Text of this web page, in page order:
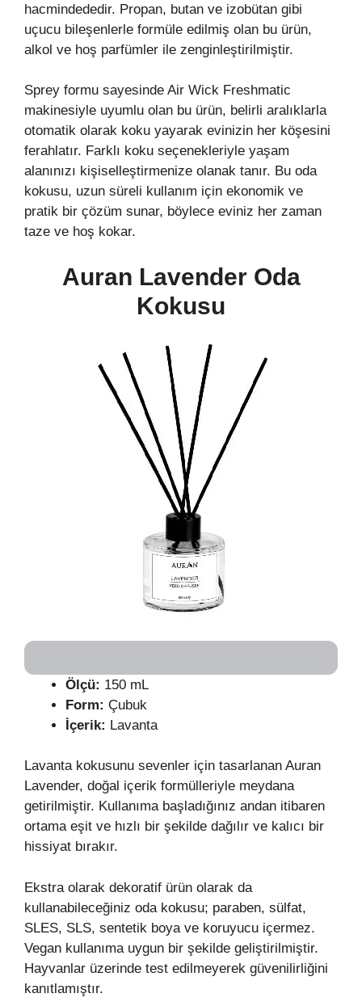
hacmindededir. Propan, butan ve izobütan gibi
uçucu bileşenlerle formüle edilmiş olan bu ürün,
alkol ve hoş parfümler ile zenginleştirilmiştir.
Sprey formu sayesinde Air Wick Freshmatic
makinesiyle uyumlu olan bu ürün, belirli aralıklarla
otomatik olarak koku yayarak evinizin her köşesini
ferahlatır. Farklı koku seçenekleriyle yaşam
alanınızı kişiselleştirmenize olanak tanır. Bu oda
kokusu, uzun süreli kullanım için ekonomik ve
pratik bir çözüm sunar, böylece eviniz her zaman
taze ve hoş kokar.
Auran Lavender Oda
Kokusu
Ölçü: 150 mL
Form: Çubuk
İçerik: Lavanta
Lavanta kokusunu sevenler için tasarlanan Auran
Lavender, doğal içerik formülleriyle meydana
getirilmiştir. Kullanıma başladığınız andan itibaren
ortama eşit ve hızlı bir şekilde dağılır ve kalıcı bir
hissiyat bırakır.
Ekstra olarak dekoratif ürün olarak da
kullanabileceğiniz oda kokusu; paraben, sülfat,
SLES, SLS, sentetik boya ve koruyucu içermez.
Vegan kullanıma uygun bir şekilde geliştirilmiştir.
Hayvanlar üzerinde test edilmeyerek güvenilirliğini
kanıtlamıştır.